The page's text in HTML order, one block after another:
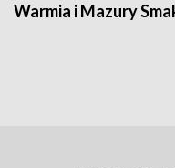
Warmia i Mazury